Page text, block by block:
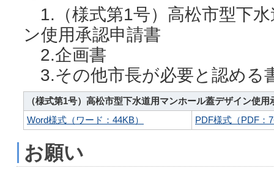
1.（様式第1号）高松市型下
ン使用承認申請書
2.企画書
3.その他市長が必要と認める
（様式第1号）高松市型下水道用マンホール蓋デザイン使用
Word様式（ワード：44KB）
PDF様式（PDF：
お願い